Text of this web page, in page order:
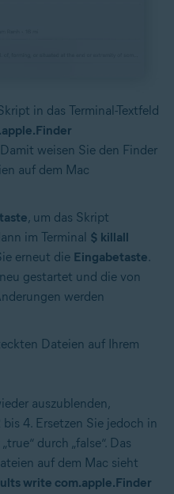
in das Terminal-Textfeld
weisen Sie den Finder
auf dem Mac
, um das Skript
im Terminal $ killall
erneut die Eingabetaste.
gestartet und die von
werden
Dateien auf Ihrem
auszublenden,
4. Ersetzen Sie jedoch in
durch „false“. Das
auf dem Mac sieht
write com.apple.Finder